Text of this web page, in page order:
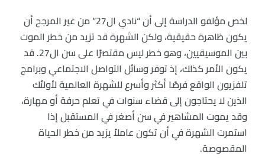
لخص مؤلفو الدراسة إلى أن “نادي ال27” من غير المرجح أن
يكون ظاهرة حقيقية، ولكن الشهرة قد تزيد من خطر الموت
بين الموسيقيين، وهو خطر ليس مقتصرًا على سن ال27. قد
يكون الأمر كذلك، إذ توفر وسائل التواصل الاجتماعي وبرامج
تلفزيون الواقع فرصًا أكثر وأسرع للشهرة العالمية لأولئك
الذين لا يحتاجون إلى قضاء سنوات في تعلم حرفة أو مهارة،
وقد يموت المشاهير في سن أصغر في المستقبل إذا
استمرت الشهرة في أن تكون عاملاً يزيد من خطر الحياة
المقصوصة.